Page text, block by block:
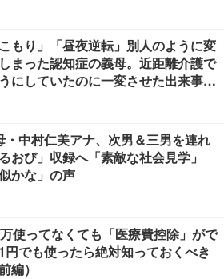
こもり」「昼夜逆転」別人のように変
まった認知症の義母。近距離介護で
にしていたのに一変させた出来事と
・中村仁美アナ、次男＆三男を連れ
おび」収録へ「素敵な社会見学」
かな」の声
使ってなくても「医療費控除」がで
円でも使ったら絶対知っておくべき
編）